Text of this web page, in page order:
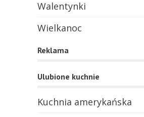
Walentynki
Wielkanoc
Reklama
Ulubione kuchnie
Kuchnia amerykańska